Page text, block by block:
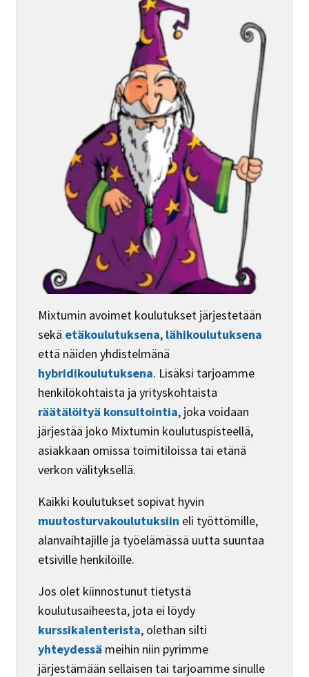
Mixtumin avoimet koulutukset järjestetään
sekä etäkoulutuksena, lähikoulutuksena
että näiden yhdistelmänä
hybridikoulutuksena. Lisäksi tarjoamme
henkilökohtaista ja yrityskohtaista
räätälöityä konsultointia, joka voidaan
järjestää joko Mixtumin koulutuspisteellä,
asiakkaan omissa toimitiloissa tai etänä
verkon välityksellä.
Kaikki koulutukset sopivat hyvin
muutosturvakoulutuksiin eli työttömille,
alanvaihtajille ja työelämässä uutta suuntaa
etsiville henkilöille.
Jos olet kiinnostunut tietystä
koulutusaiheesta, jota ei löydy
kurssikalenterista, olethan silti
yhteydessä meihin niin pyrimme
järjestämään sellaisen tai tarjoamme sinulle